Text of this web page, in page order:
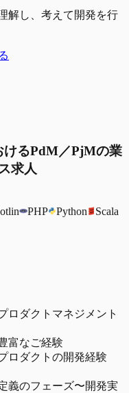
解し、考えて開発を行
けるPdM／PjMの業
求人
PHP Python
Scala
ロダクトマネジメント
富なご経験
ロダクトの開発経験
義のフェーズ〜開発実